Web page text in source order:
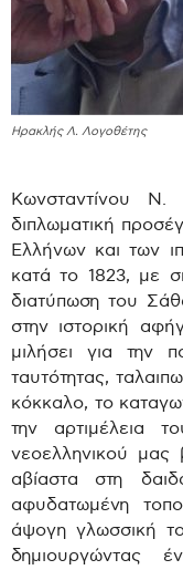
Ηρακλής Λ. Λογοθέτης
Κωνσταντίνου
διπλωματική
Ελλήνων και των
κατά το 1823, με
διατύπωση του
στην ιστορική
μιλήσει για την
ταυτότητας,
κόκκαλο, το
την αρτιμέλεια
νεοελληνικού μας
αβίαστα στη
αφυδατωμένη
άψογη γλωσσική
δημιουργώντας